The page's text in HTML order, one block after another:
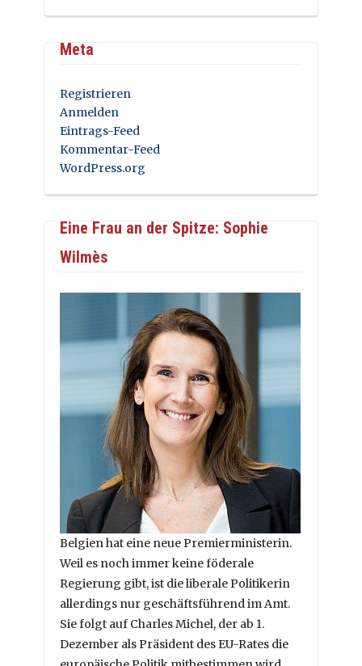
Meta
Registrieren
Anmelden
Eintrags-Feed
Kommentar-Feed
WordPress.org
Eine Frau an der Spitze: Sophie
Wilmès
Belgien hat eine neue Premierministerin.
Weil es noch immer keine föderale
Regierung gibt, ist die liberale Politikerin
allerdings nur geschäftsführend im Amt.
Sie folgt auf Charles Michel, der ab 1.
Dezember als Präsident des EU-Rates die